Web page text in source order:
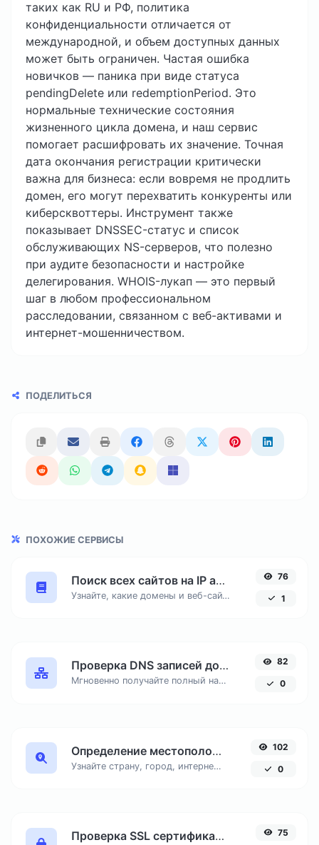
таких как RU и РФ, политика
конфиденциальности отличается от
международной, и объем доступных данных
может быть ограничен. Частая ошибка
новичков — паника при виде статуса
pendingDelete или redemptionPeriod. Это
нормальные технические состояния
жизненного цикла домена, и наш сервис
помогает расшифровать их значение. Точная
дата окончания регистрации критически
важна для бизнеса: если вовремя не продлить
домен, его могут перехватить конкуренты или
киберсквоттеры. Инструмент также
показывает DNSSEC-статус и список
обслуживающих NS-серверов, что полезно
при аудите безопасности и настройке
делегирования. WHOIS-лукап — это первый
шаг в любом профессиональном
расследовании, связанном с веб-активами и
интернет-мошенничеством.
ПОДЕЛИТЬСЯ
ПОХОЖИЕ СЕРВИСЫ
Поиск всех сайтов на IP адресе
Узнайте, какие домены и веб-сайты размещены на одном IP-адресе. Полезный инструмент для анализа хостинга и проверки соседних ресурсов.
76
1
Проверка DNS записей домена онлайн
Мгновенно получайте полный набор DNS-записей любого сайта: A, AAAA, MX, CNAME, TXT, NS и SOA. Диагностируйте проблемы с делегированием и почтой.
82
0
Определение местоположения по IP адресу
Узнайте страну, город, интернет-провайдера и часовой пояс любого IP-адреса онлайн. Бесплатный инструмент для точной геолокации по IP.
102
0
Проверка SSL сертификата сайта онлайн 75